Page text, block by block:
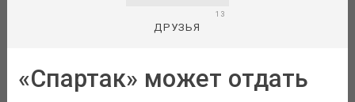
ДРУЗЬЯ
13
«Спартак» может отдать